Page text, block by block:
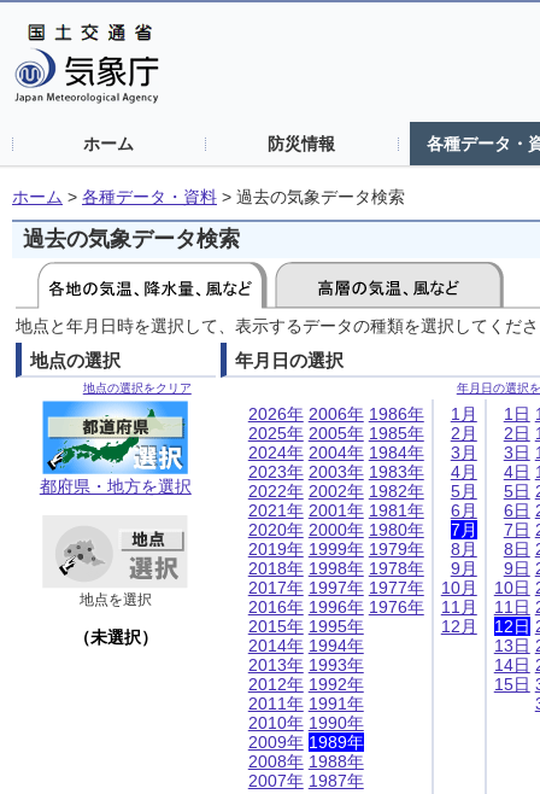
ホーム 防災情報 各種データ・
ホーム > 各種データ・資料 > 過去の気象データ検索
過去の気象データ検索
地点と年月日時を選択して、表示するデータの種類を選択してくだ
地点の選択
地点の選択をクリア
都府県・地方を選択
地点を選択
（未選択）
年月日の選択
年月日の選択
2026年
2025年
2024年
2023年
2022年
2021年
2020年
2019年
2018年
2017年
2016年
2015年
2014年
2013年
2012年
2011年
2010年
2009年
2008年
2007年
2006年
2005年
2004年
2003年
2002年
2001年
2000年
1999年
1998年
1997年
1996年
1995年
1994年
1993年
1992年
1991年
1990年
1989年
1988年
1987年
1986年
1985年
1984年
1983年
1982年
1981年
1980年
1979年
1978年
1977年
1976年
1月
2月
3月
4月
5月
6月
7月
8月
9月
10月
11月
12月
1日
2日
3日
4日
5日
6日
7日
8日
9日
10日
11日
12日
13日
14日
15日